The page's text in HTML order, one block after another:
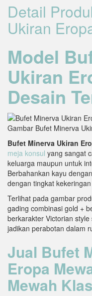
Detail
Ukiran
Model
Ukiran
Desain
Gambar Bufet Minerva
Bufet Minerva Ukiran
meja konsul yang sangat
keluarga maupun untuk
Berbahankan kayu
dengan tingkat
Terlihat pada gambar
gading combinasi gold +
berkarakter Victorian
jadikan perabotan dalam
Jual Bufet
Eropa
Mewah